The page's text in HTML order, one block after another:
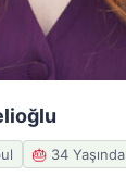
🎂 34 Yaşında